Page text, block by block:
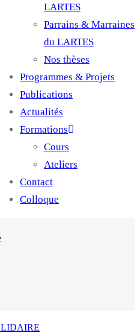
LARTES
Parrains & Marraines
du LARTES
Nos thèses
Programmes & Projets
Publications
Actualités
Formations
Cours
Ateliers
Contact
Colloque